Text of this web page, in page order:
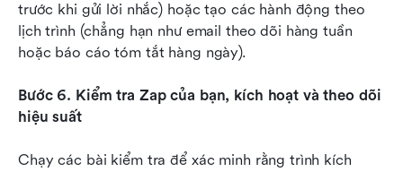
trước khi gửi lời nhắc) hoặc tạo các hành động theo
lịch trình (chẳng hạn như email theo dõi hàng tuần
hoặc báo cáo tóm tắt hàng ngày).
Bước 6. Kiểm tra Zap của bạn, kích hoạt và theo dõi
hiệu suất
Chạy các bài kiểm tra để xác minh rằng trình kích